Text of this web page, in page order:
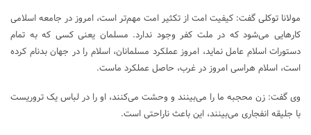
مولانا توکلی گفت: کیفیت امت از تکثیر امت مهم‌تر است، امروز در جامعه اسلامی
کارهایی می‌شود که در ملت کفر وجود ندارد. مسلمان یعنی کسی که به تمام
دستورات اسلام عامل نماید، امروز عملکرد مسلمانان، اسلام را در جهان بدنام کرده
است، اسلام هراسی امروز در غرب، حاصل عملکرد ماست.
وی گفت: زن محجبه ما را می‌بینند و وحشت می‌کنند، او را در لباس یک تروریست
با جلیقه انفجاری می‌بینند، این باعث ناراحتی است.